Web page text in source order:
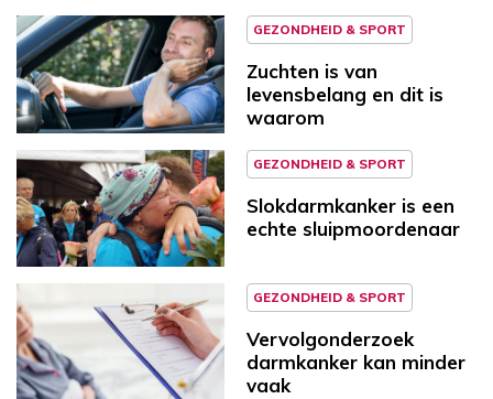
GEZONDHEID & SPORT
Zuchten is van
levensbelang en dit is
waarom
GEZONDHEID & SPORT
Slokdarmkanker is een
echte sluipmoordenaar
GEZONDHEID & SPORT
Vervolgonderzoek
darmkanker kan minder
vaak